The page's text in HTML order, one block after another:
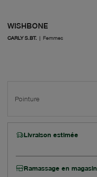
WISHBONE
CARLY S.BT. | Femmes
Pointure
Livraison estimée
Ramassage en magasin